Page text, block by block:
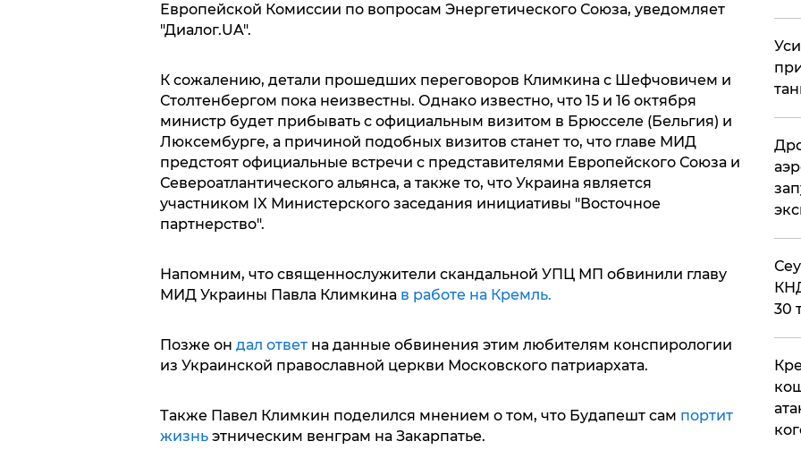
Европейской Комиссии по вопросам Энергетического Союза, уведомляет
"Диалог.UA".
К сожалению, детали прошедших переговоров Климкина с Шефчовичем и
Столтенбергом пока неизвестны. Однако известно, что 15 и 16 октября
министр будет прибывать с официальным визитом в Брюсселе (Бельгия) и
Люксембурге, а причиной подобных визитов станет то, что главе МИД
предстоят официальные встречи с представителями Европейского Союза и
Североатлантического альянса, а также то, что Украина является
участником IX Министерского заседания инициативы "Восточное
партнерство".
Напомним, что священнослужители скандальной УПЦ МП обвинили главу
МИД Украины Павла Климкина в работе на Кремль.
Позже он дал ответна данные обвинения этим любителям конспирологии
из Украинской православной церкви Московского патриархата.
Также Павел Климкин поделился мнением о том, что Будапешт сам портит
жизньэтническим венграм на Закарпатье.
30